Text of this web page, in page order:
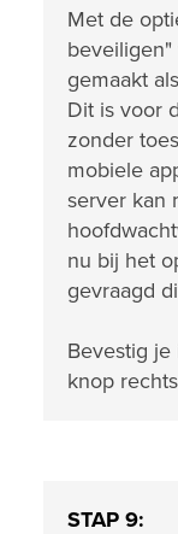
Met de
gemaakt
Dit is voor
zonder
mobiele
server kan
nu bij het
gevraagd
Bevestig
knop
STAP 9: